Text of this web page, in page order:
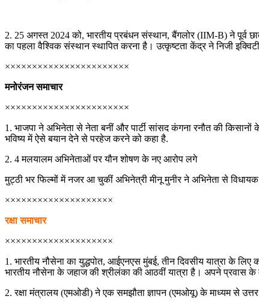
2. 25 अगस्त 2024 को, भारतीय प्रबंधन संस्थान, बैंगलोर (IIM-B) ने पूर्व
का पहला वैश्विक संस्थान स्थापित करना है। उत्कृष्टता केंद्र ने निजी
×××××××××××××××××××××××
मनोरंजन समाचार
×××××××××××××××××××××××
1. भाजपा ने अभिनेता से नेता बनीं और पार्टी सांसद कंगना रनौत की
भविष्य में ऐसे बयान देने से परहेज करने को कहा है.
2. 4 मलयालम अभिनेताओं पर यौन शोषण के नए आरोप लगे
मुट्ठी भर फिल्मों में नजर आ चुकीं अभिनेत्री मीनू मुनीर ने अभिनेता से
××××××××××××××××××××
रक्षा समाचार
××××××××××××××××××××
1. भारतीय नौसेना का युद्धपोत, आईएनएस मुंबई, तीन दिवसीय यात्रा के
भारतीय नौसेना के जहाज की श्रीलंका की आठवीं यात्रा है। अपने प्रवास के
2. रक्षा मंत्रालय (एमओडी) ने एक समझौता ज्ञापन (एमओयू) के माध्यम से